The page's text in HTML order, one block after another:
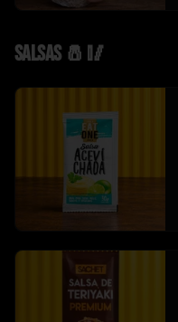
Salsas 🧂🥢